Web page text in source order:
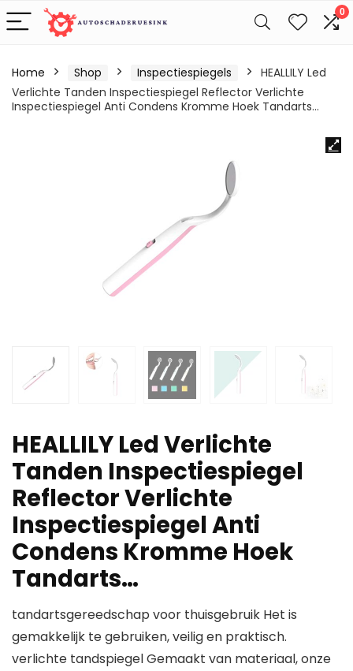
0
Home Shop Inspectiespiegels
HEALLILY Led
Verlichte Tanden Inspectiespiegel Reflector Verlichte
Inspectiespiegel Anti Condens Kromme Hoek Tandarts…
HEALLILY Led Verlichte
Tanden Inspectiespiegel
Reflector Verlichte
Inspectiespiegel Anti
Condens Kromme Hoek
Tandarts…
tandartsgereedschap voor thuisgebruik Het is
gemakkelijk te gebruiken, veilig en praktisch.
verlichte tandspiegel Gemaakt van materiaal, onze